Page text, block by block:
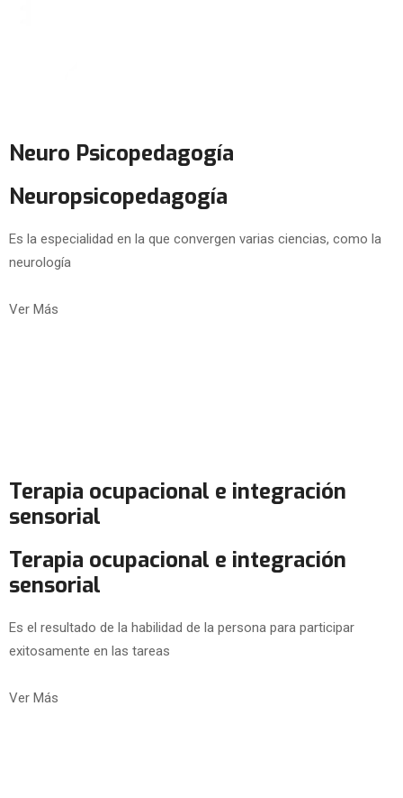
Neuro Psicopedagogía
Neuropsicopedagogía
Es la especialidad en la que convergen varias ciencias, como la
neurología
Ver Más
Terapia ocupacional e integración
sensorial
Terapia ocupacional e integración
sensorial
Es el resultado de la habilidad de la persona para participar
exitosamente en las tareas
Ver Más